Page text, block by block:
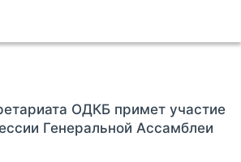
ОДКБ примет участие
Генеральной Ассамблеи